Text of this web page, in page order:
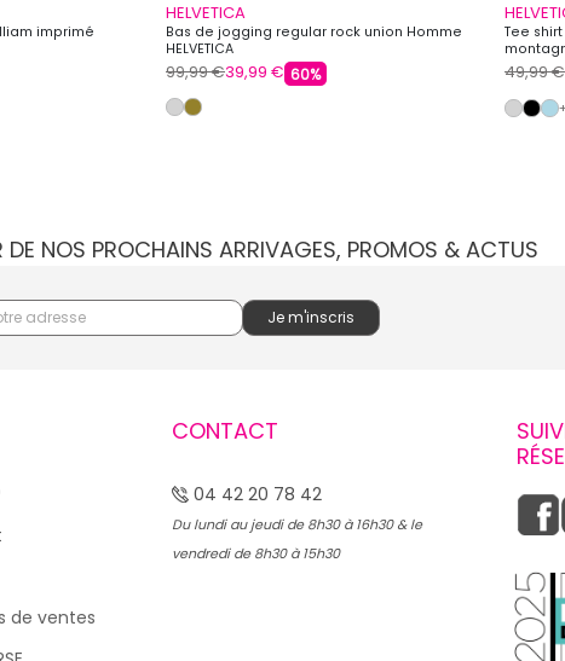
imprimé
HELVETICA
Bas de jogging regular rock union Homme
HELVETICA
99,99 €39,99 € 60%
Tee
49,99 €
DE NOS PROCHAINS ARRIVAGES, PROMOS & ACTUS
de ventes
CONTACT
04 42 20 78 42
Du lundi au jeudi de 8h30 à 16h30 & le
vendredi de 8h30 à 15h30